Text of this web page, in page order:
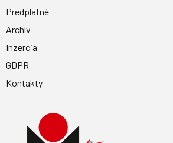
Predplatné
Archív
Inzercia
GDPR
Kontakty